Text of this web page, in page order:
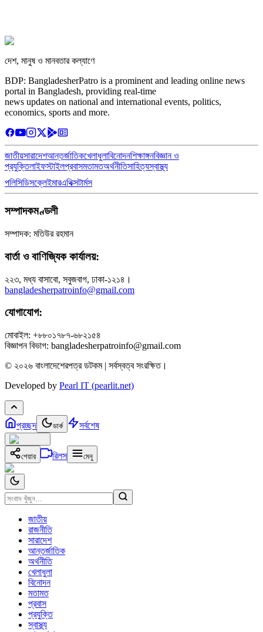
দেশ, মানুষ ও মানবতার কল্যাণে
BDP: BangladesherPatro is a prominent and leading online news
portal in Bangladesh, providing real-time
news updates on national and international events, politics,
economics, sports and more.
জাতীয়সারাদেশআন্তর্জাতিকখেলাধুলাবিনোদনশিক্ষাঙ্গনবিজ্ঞান ও
প্রযুক্তিলাইফস্টাইলপ্রবাসমতামতঅর্থনীতিসাহিত্যস্বাস্থ্য
পলিসিডিসক্লেইমারএথিক্সটার্মস
সম্পাদকমণ্ডলী
সম্পাদক: মতিউর রহমান
বার্তা ও বাণিজ্যিক কার্যালয়:
২২৩, মধ্য বাসাবো, সবুজবাগ, ঢাকা-১২১৪।
bangladesherpatroinfo@gmail.com
যোগাযোগ:
মোবাইল: +৮৮০১৭৮৭-৬৮২১৫৪
বিজ্ঞাপন বিভাগ: bangladesherpatroinfo@gmail.com
© ২০২৬ বাংলাদেশেরপত্র ডটকম | সর্বস্বত্ব সংরক্ষিত।
Developed by Pearl IT (pearlit.net)
প্রচ্ছদ ডার্ক সর্বশেষ
শেয়ার রিলস মেনু
জাতীয়
রাজনীতি
সারাদেশ
আন্তর্জাতিক
অর্থনীতি
খেলাধুলা
বিনোদন
মতামত
প্রবাস
প্রযুক্তি
স্বাস্থ্য